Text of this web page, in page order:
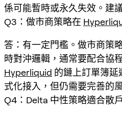
係可能暫時或永久失效。建
Q3：做市商策略在
答：有一定門檻。做市商策
時對沖邏輯，通常要配合協
Hyperliquid 的鏈上訂單簿延
式化接入，但仍需要完善的
Q4：Delta 中性策略適合散